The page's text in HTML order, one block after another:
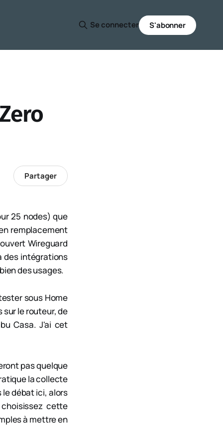
Se connecter S'abonner
Partager
25 nodes) que
remplacement
Wireguard
des intégrations
des usages.
sous Home
le routeur, de
Casa. J'ai cet
pas quelque
la collecte
le débat ici, alors
cette
à mettre en